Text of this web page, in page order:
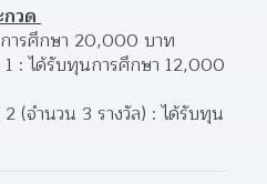
กวด
ารศึกษา 20,000 บาท
1 : ได้รับทุนการศึกษา 12,000
(จำนวน 3 รางวัล) : ได้รับทุน